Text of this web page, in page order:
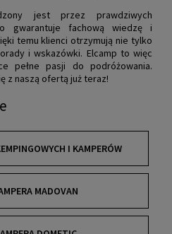
jest przez prawdziwych
gwarantuje fachową wiedzę i
temu klienci otrzymują nie tylko
i wskazówki. Elcamp to więc
pełne pasji do podróżowania.
z naszą ofertą już teraz!
I KAMPERÓW
MADOVAN